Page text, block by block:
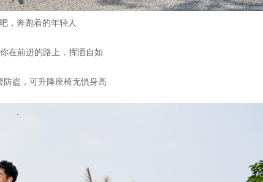
，奔跑着的年轻人
在前进的路上，挥洒自如
防盗，可升降座椅无惧身高